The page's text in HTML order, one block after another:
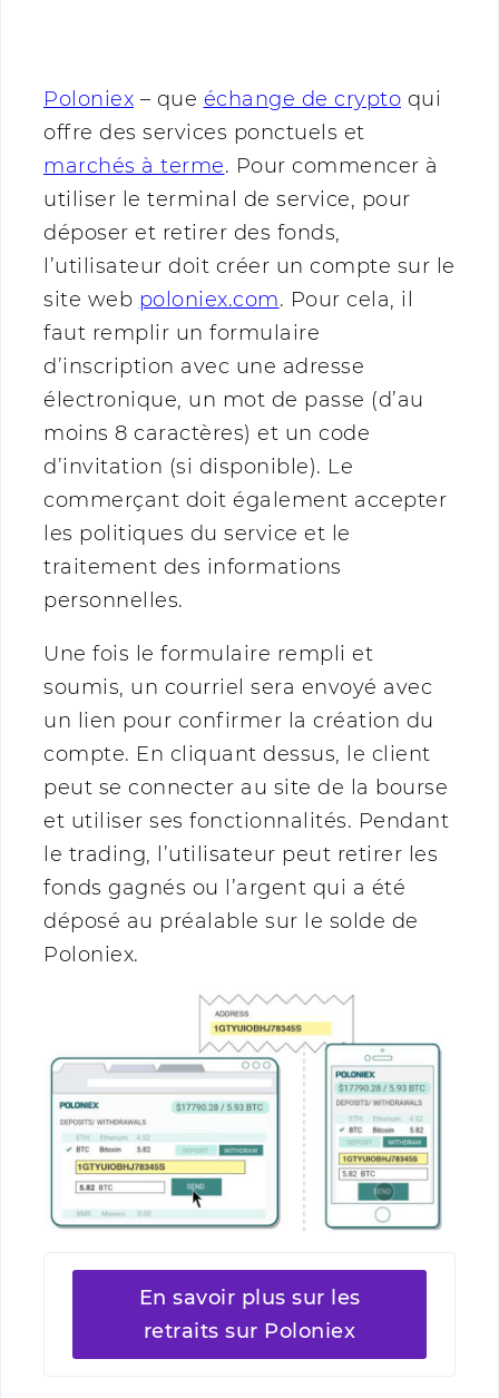
Poloniex – que échange de crypto qui
offre des services ponctuels et
marchés à terme. Pour commencer à
utiliser le terminal de service, pour
déposer et retirer des fonds,
l’utilisateur doit créer un compte sur le
site web poloniex.com. Pour cela, il
faut remplir un formulaire
d’inscription avec une adresse
électronique, un mot de passe (d’au
moins 8 caractères) et un code
d’invitation (si disponible). Le
commerçant doit également accepter
les politiques du service et le
traitement des informations
personnelles.
Une fois le formulaire rempli et
soumis, un courriel sera envoyé avec
un lien pour confirmer la création du
compte. En cliquant dessus, le client
peut se connecter au site de la bourse
et utiliser ses fonctionnalités. Pendant
le trading, l’utilisateur peut retirer les
fonds gagnés ou l’argent qui a été
déposé au préalable sur le solde de
Poloniex.
En savoir plus sur les
retraits sur Poloniex